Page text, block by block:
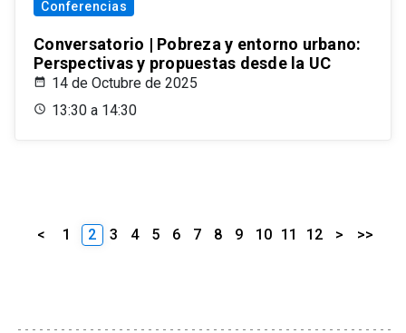
Conferencias
Conversatorio | Pobreza y entorno urbano:
Perspectivas y propuestas desde la UC
14 de Octubre de 2025
13:30 a 14:30
< 1 2 3 4 5 6 7 8 9 10 11 12 > >>